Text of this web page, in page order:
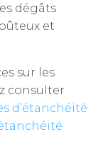
dégâts
et
sur les
consulter
d’étanchéité